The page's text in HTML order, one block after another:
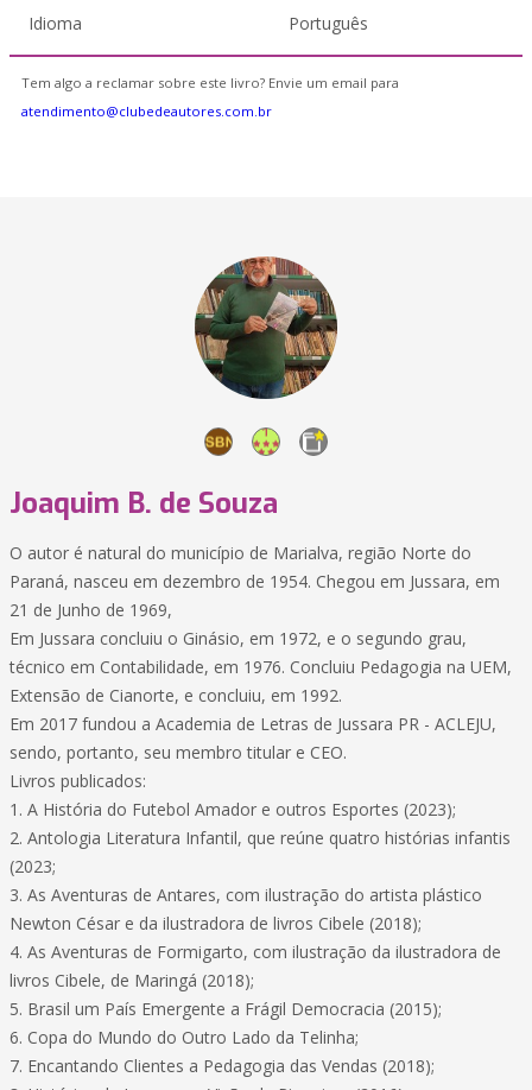
Idioma Português
Tem algo a reclamar sobre este livro? Envie um email para
atendimento@clubedeautores.com.br
Joaquim B. de Souza
O autor é natural do município de Marialva, região Norte do
Paraná, nasceu em dezembro de 1954. Chegou em Jussara, em
21 de Junho de 1969,
Em Jussara concluiu o Ginásio, em 1972, e o segundo grau,
técnico em Contabilidade, em 1976. Concluiu Pedagogia na UEM,
Extensão de Cianorte, e concluiu, em 1992.
Em 2017 fundou a Academia de Letras de Jussara PR - ACLEJU,
sendo, portanto, seu membro titular e CEO.
Livros publicados:
1. A História do Futebol Amador e outros Esportes (2023);
2. Antologia Literatura Infantil, que reúne quatro histórias infantis
(2023;
3. As Aventuras de Antares, com ilustração do artista plástico
Newton César e da ilustradora de livros Cibele (2018);
4. As Aventuras de Formigarto, com ilustração da ilustradora de
livros Cibele, de Maringá (2018);
5. Brasil um País Emergente a Frágil Democracia (2015);
6. Copa do Mundo do Outro Lado da Telinha;
7. Encantando Clientes a Pedagogia das Vendas (2018);